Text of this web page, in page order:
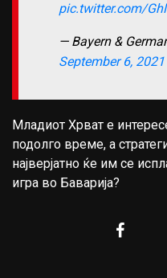
pic.twitter.com/
— Bayern &
September 6, 2021
Младиот Хрват е
подолго време, а
најверјатно ќе им се
игра во Баварија?